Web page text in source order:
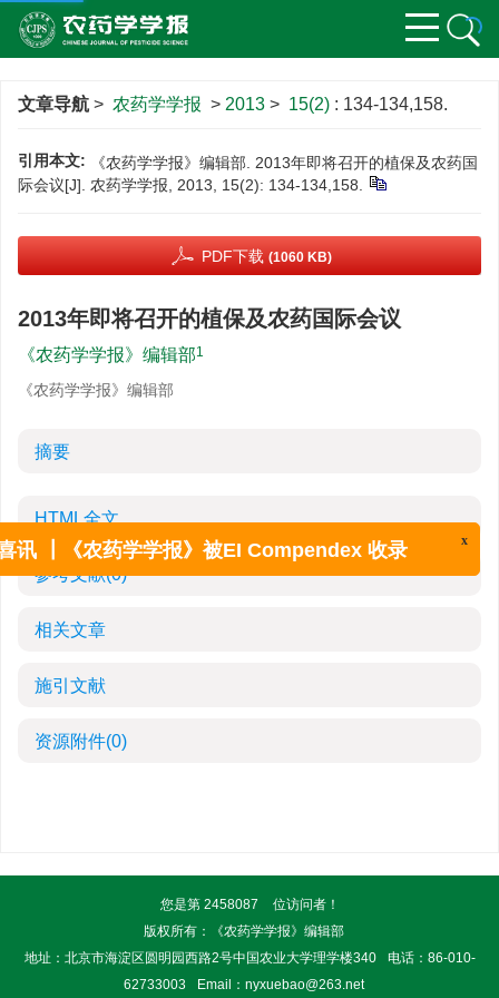
文章导航 > 农药学学报 > 2013 > 15(2) : 134-134,158.
引用本文:
《农药学学报》编辑部. 2013年即将召开的植保及农药国
际会议[J]. 农药学学报, 2013, 15(2): 134-134,158.
PDF下载 (1060 KB)
2013年即将召开的植保及农药国际会议
《农药学学报》编辑部1
《农药学学报》编辑部
摘要
HTML全文
参考文献(0)
相关文章
施引文献
资源附件(0)
您是第 2458087
位访问者！
版权所有：《农药学学报》编辑部
地址：北京市海淀区圆明园西路2号中国农业大学理学楼340
电话：86-010-
62733003
Email： nyxuebao@263.net
x
讯 ┃《农药学学报》被EI Compendex 收录